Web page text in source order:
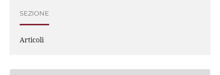
SEZIONE
Articoli